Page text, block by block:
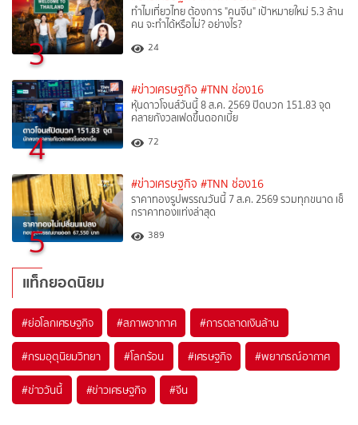
3
ทำไมเที่ยวไทย ต้องการ "คนจีน" เป้าหมายใหม่ 5.3 ล้าน
คน จะทำได้หรือไม่? อย่างไร?
24
4
#ข่าวเศรษฐกิจ #TNN ช่อง16
หุ้นดาวโจนส์วันนี้ 8 ส.ค. 2569 ปิดบวก 151.83 จุด
คลายกังวลเฟดขึ้นดอกเบี้ย
72
5
#ข่าวเศรษฐกิจ #TNN ช่อง16
ราคาทองรูปพรรณวันนี้ 7 ส.ค. 2569 รวมทุกขนาด เช็
กราคาทองแท่งล่าสุด
389
แท็กยอดนิยม
#ย่อโลกเศรษฐกิจ #สภาพอากาศ #การตลาดเงินล้าน
#กรมอุตุนิยมวิทยา #โลกร้อน #เศรษฐกิจ #พยากรณ์อากาศ
#ข่าววันนี้ #ข่าวเศรษฐกิจ #จีน